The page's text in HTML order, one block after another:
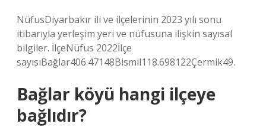
NüfusDiyarbakır ili ve ilçelerinin 2023 yılı sonu
itibarıyla yerleşim yeri ve nüfusuna ilişkin sayısal
bilgiler. İlçeNüfus 2022İlçe
sayısıBağlar406.47148Bismil118.698122Çermik49.
Bağlar köyü hangi ilçeye
bağlıdır?